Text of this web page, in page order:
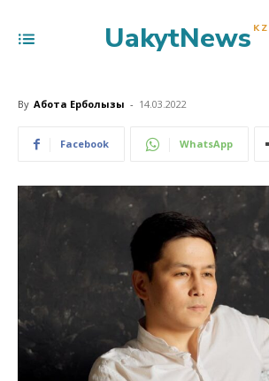
UakytNews KZ
By Ақбота Ерболқызы - 14.03.2022
Facebook WhatsApp